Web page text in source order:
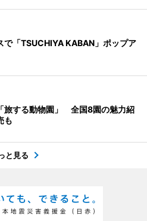
で「TSUCHIYA KABAN」ポップア
旅する動物園」 全国8園の魅力紹
も
と見る